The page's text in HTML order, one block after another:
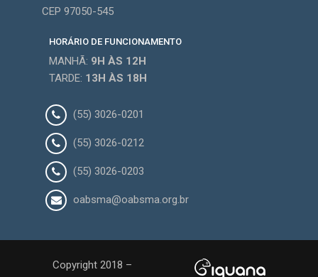
CEP 97050-545
HORÁRIO DE FUNCIONAMENTO
MANHÃ: 9H ÀS 12H
TARDE: 13H ÀS 18H
(55) 3026-0201
(55) 3026-0212
(55) 3026-0203
oabsma@oabsma.org.br
Copyright 2018 –